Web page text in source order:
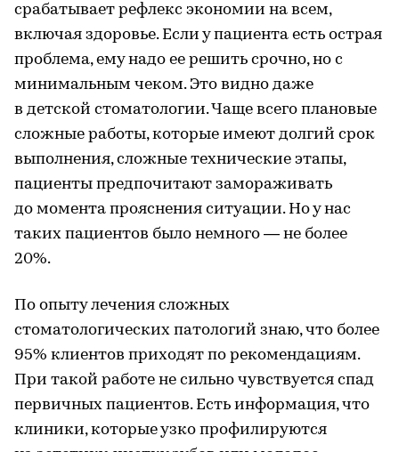
срабатывает рефлекс экономии на всем,
включая здоровье. Если у пациента есть острая
проблема, ему надо ее решить срочно, но с
минимальным чеком. Это видно даже
в детской стоматологии. Чаще всего плановые
сложные работы, которые имеют долгий срок
выполнения, сложные технические этапы,
пациенты предпочитают замораживать
до момента прояснения ситуации. Но у нас
таких пациентов было немного — не более
20%.
По опыту лечения сложных
стоматологических патологий знаю, что более
95% клиентов приходят по рекомендациям.
При такой работе не сильно чувствуется спад
первичных пациентов. Есть информация, что
клиники, которые узко профилируются